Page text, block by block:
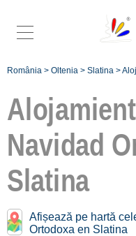
România > Oltenia > Slatina >
Navidad
Slatina
Afișează pe hartă
Ortodoxa en Slatina
Antiguo Navidad
Ortodoxa cerca de
Slatina:
Vâlcea